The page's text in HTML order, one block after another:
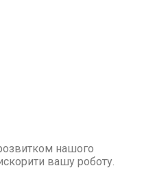
нашого
вашу роботу.